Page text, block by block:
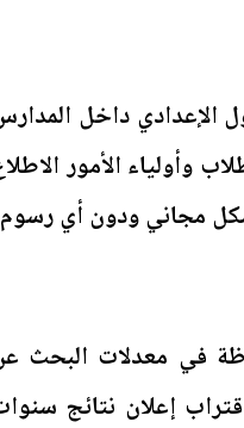
الإعدادي داخل
وأولياء الأمور
مجاني ودون أي
في معدلات البحث
إعلان نتائج